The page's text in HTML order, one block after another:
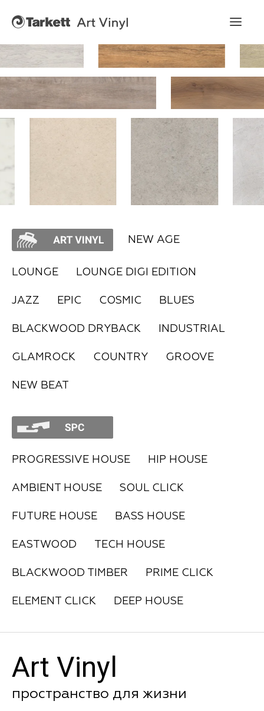
NEW AGE
LOUNGE LOUNGE DIGI EDITION
JAZZ EPIC COSMIC BLUES
BLACKWOOD DRYBACK INDUSTRIAL
GLAMROCK COUNTRY GROOVE
NEW BEAT
PROGRESSIVE HOUSE HIP HOUSE
AMBIENT HOUSE SOUL CLICK
FUTURE HOUSE BASS HOUSE
EASTWOOD TECH HOUSE
BLACKWOOD TIMBER PRIME CLICK
ELEMENT CLICK DEEP HOUSE
Art Vinyl
пространство для жизни
Art Vinyl
Коллекции
Укладка
Конструктор интерьера
Art Vinyl в интерьере
Где купить